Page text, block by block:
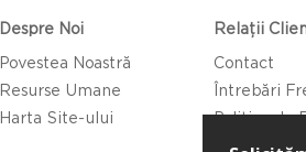
Despre Noi
Povestea Noastră
Resurse Umane
Harta Site-ului
Relații
Contact
Întrebări
Politica de